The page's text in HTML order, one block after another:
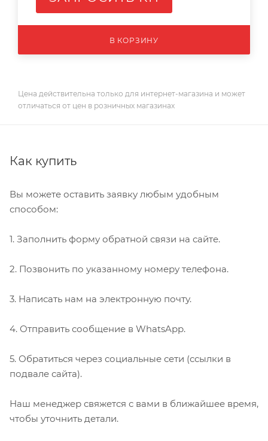
В КОРЗИНУ
Цена действительна только для интернет-магазина и может
отличаться от цен в розничных магазинах
Как купить
Вы можете оставить заявку любым удобным
способом:
1. Заполнить форму обратной связи на сайте.
2. Позвонить по указанному номеру телефона.
3. Написать нам на электронную почту.
4. Отправить сообщение в WhatsApp.
5. Обратиться через социальные сети (ссылки в
подвале сайта).
Наш менеджер свяжется с вами в ближайшее время,
чтобы уточнить детали.